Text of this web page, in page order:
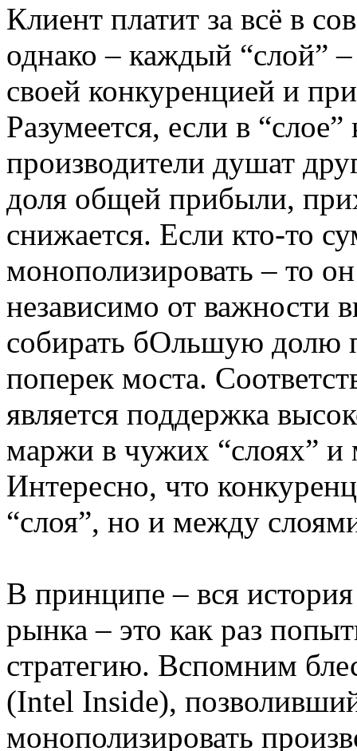
Клиент платит за всё в
однако – каждый “слой”
своей конкуренцией и
Разумеется, если в
производители душат
доля общей прибыли,
снижается. Если кто-то
монополизировать – то
независимо от важности
собирать бОльшую долю
поперек моста.
является поддержка
маржи в чужих “слоях” и
Интересно, что
“слоя”, но и между
В принципе – вся
рынка – это как раз
стратегию. Вспомним
(Intel Inside),
монополизировать